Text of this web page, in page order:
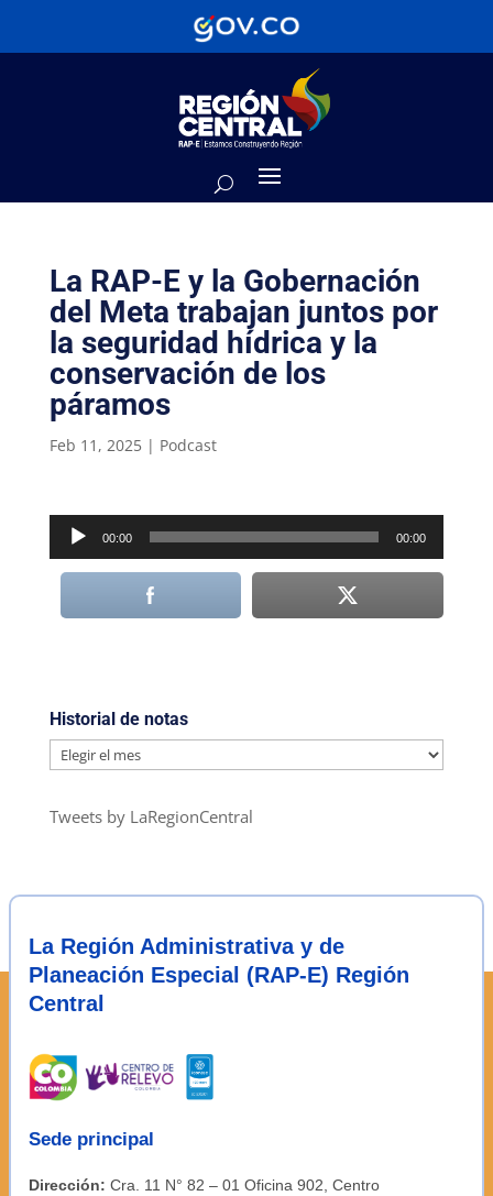
La RAP-E y la Gobernación
del Meta trabajan juntos por
la seguridad hídrica y la
conservación de los
páramos
Feb 11, 2025| Podcast
Reproductor
de
audio
00:00 00:00
Historial de notas
Historial
notas
Tweets by LaRegionCentral
La Región Administrativa y de
Planeación Especial (RAP-E) Región
Central
Sede principal
Dirección: Cra. 11 N° 82 – 01 Oficina 902, Centro